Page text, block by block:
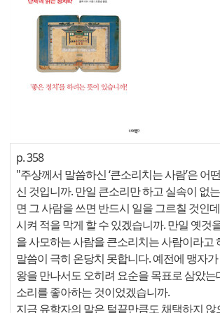
p. 358
"주상께서 말씀하신 ‘큰소리치는 사람’은 어
신 것입니까. 만일 큰소리만 하고 실속이 없
면 그 사람을 쓰면 반드시 일을 그르칠 것인
시켜 적을 막게 할 수 있겠습니까. 만일 옛것
을 사모하는 사람을 큰소리치는 사람이라고
말씀이 극히 온당치 못합니다. 예전에 맹자
왕을 만나서도 오히려 요순을 목표로 삼았는
소리를 좋아하는 것이었겠습니까.
지금 유학자의 말은 털끝만큼도 채택하지